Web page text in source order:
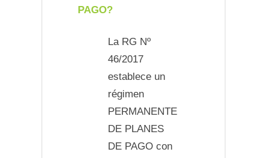
PAGO?
La RG Nº
46/2017
establece un
régimen
PERMANENTE
DE PLANES
DE PAGO con